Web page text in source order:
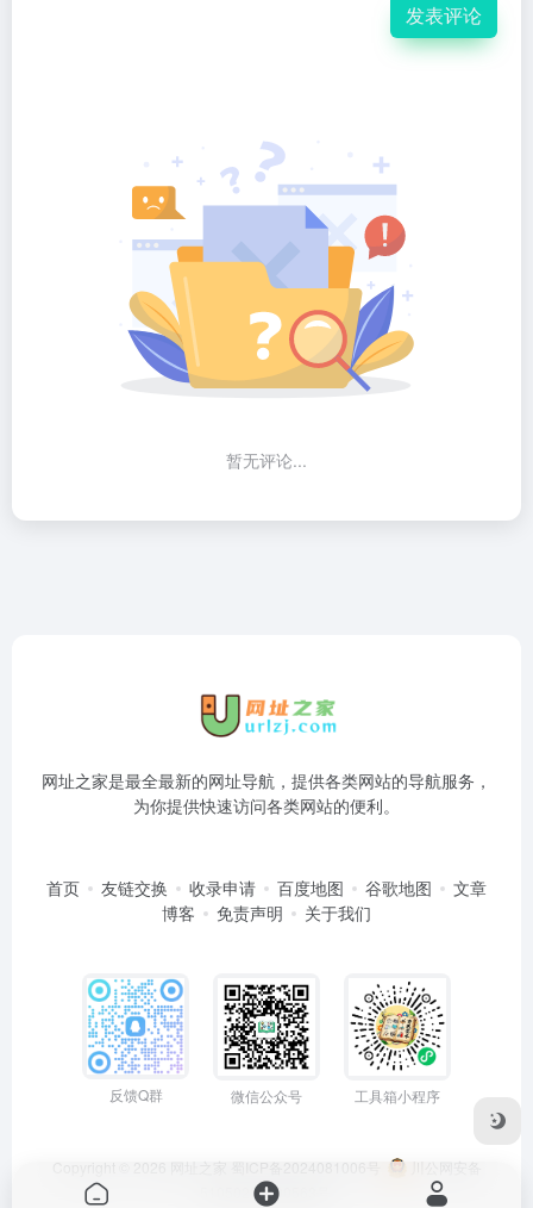
发表评论
暂无评论...
网址之家是最全最新的网址导航，提供各类网站的导航服务，
为你提供快速访问各类网站的便利。
首页 友链交换 收录申请 百度地图 谷歌地图
文章
博客
免责声明 关于我们
反馈Q群 微信公众号 工具箱小程序
Copyright © 2026 网址之家 蜀ICP备2024081006号
川公网安备
51050202000563号